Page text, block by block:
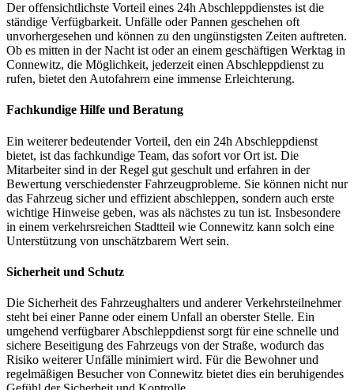
Der offensichtlichste Vorteil eines 24h Abschleppdienstes ist die
ständige Verfügbarkeit. Unfälle oder Pannen geschehen oft
unvorhergesehen und können zu den ungünstigsten Zeiten auftreten.
Ob es mitten in der Nacht ist oder an einem geschäftigen Werktag in
Connewitz, die Möglichkeit, jederzeit einen Abschleppdienst zu
rufen, bietet den Autofahrern eine immense Erleichterung.
Fachkundige Hilfe und Beratung
Ein weiterer bedeutender Vorteil, den ein 24h Abschleppdienst
bietet, ist das fachkundige Team, das sofort vor Ort ist. Die
Mitarbeiter sind in der Regel gut geschult und erfahren in der
Bewertung verschiedenster Fahrzeugprobleme. Sie können nicht nur
das Fahrzeug sicher und effizient abschleppen, sondern auch erste
wichtige Hinweise geben, was als nächstes zu tun ist. Insbesondere
in einem verkehrsreichen Stadtteil wie Connewitz kann solch eine
Unterstützung von unschätzbarem Wert sein.
Sicherheit und Schutz
Die Sicherheit des Fahrzeughalters und anderer Verkehrsteilnehmer
steht bei einer Panne oder einem Unfall an oberster Stelle. Ein
umgehend verfügbarer Abschleppdienst sorgt für eine schnelle und
sichere Beseitigung des Fahrzeugs von der Straße, wodurch das
Risiko weiterer Unfälle minimiert wird. Für die Bewohner und
regelmäßigen Besucher von Connewitz bietet dies ein beruhigendes